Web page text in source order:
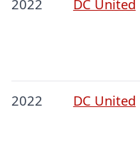
2022 DC United
2022 DC United